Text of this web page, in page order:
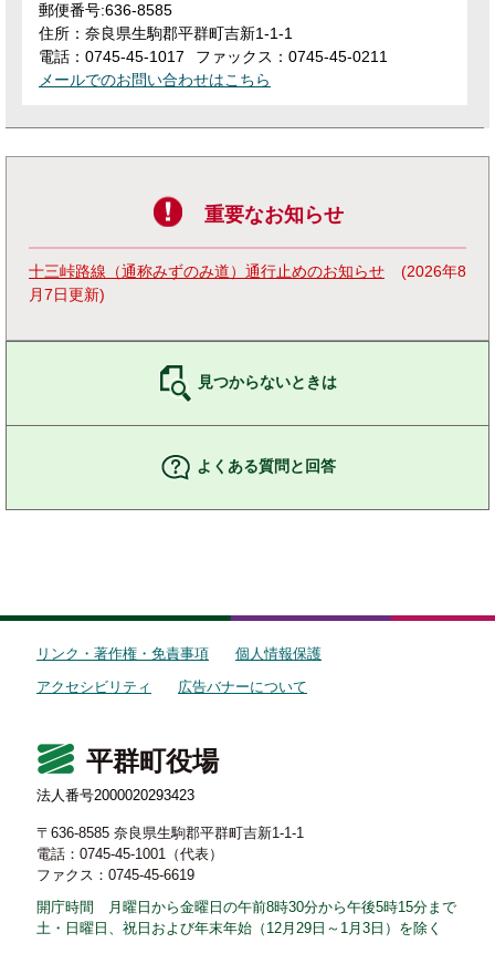
郵便番号:636-8585
住所：奈良県生駒郡平群町吉新1-1-1
電話：0745-45-1017
ファックス：0745-45-0211
メールでのお問い合わせはこちら
重要なお知らせ
十三峠路線（通称みずのみ道）通行止めのお知らせ
2026年8
月7日更新
見つからないときは
よくある質問と回答
リンク・著作権・免責事項
個人情報保護
アクセシビリティ
広告バナーについて
平群町役場
法人番号2000020293423
〒636-8585 奈良県生駒郡平群町吉新1-1-1
電話：0745-45-1001（代表）
ファクス：0745-45-6619
開庁時間 月曜日から金曜日の午前8時30分から午後5時15分まで
土・日曜日、祝日および年末年始（12月29日～1月3日）を除く